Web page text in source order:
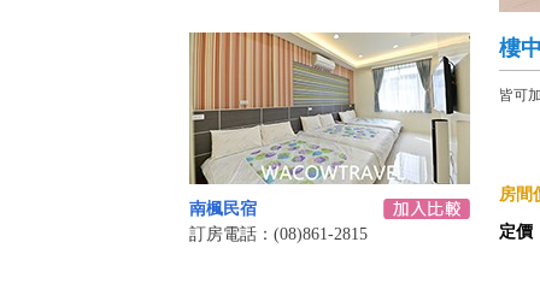
南楓民宿
訂房電話：(08)861-2815
樓
皆可
房間
定價